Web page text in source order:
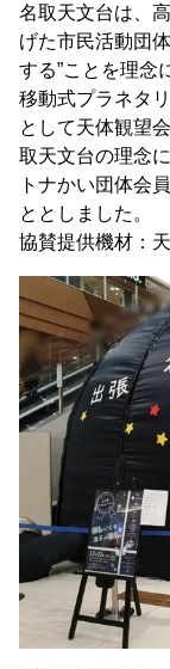
名取天文台は、
げた市民活動団
する”ことを理念
移動式プラネタ
として天体観望
取天文台の理念
トナかい団体会
ととしました。
協賛提供機材：